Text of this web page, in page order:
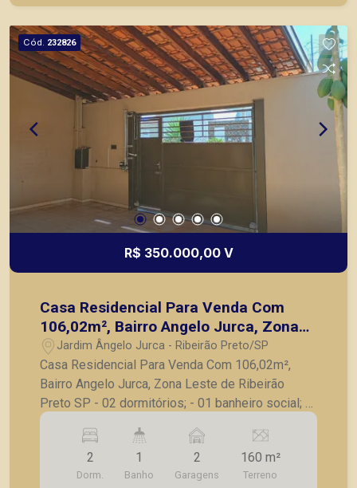
Cód. 232826
R$ 350.000,00 V
Casa Residencial Para Venda Com
106,02m², Bairro Angelo Jurca, Zona
Leste de Ribeirão Preto SP
Jardim Ângelo Jurca - Ribeirão Preto/SP
Casa Residencial Para Venda Com 106,02m²,
Bairro Angelo Jurca, Zona Leste de Ribeirão
Preto SP - 02 dormitórios; - 01 banheiro social; -
Sala ampla e bem iluminada; - Cozinha americana,
integrada aos ambientes; - Garagem coberta; -
Amplo fundo coberto; - Quintal; - Área de
churrasco, ideal para reunir família e amigos.
2
Dorm.
1
Banho
2
Garagens
160 m²
Terreno